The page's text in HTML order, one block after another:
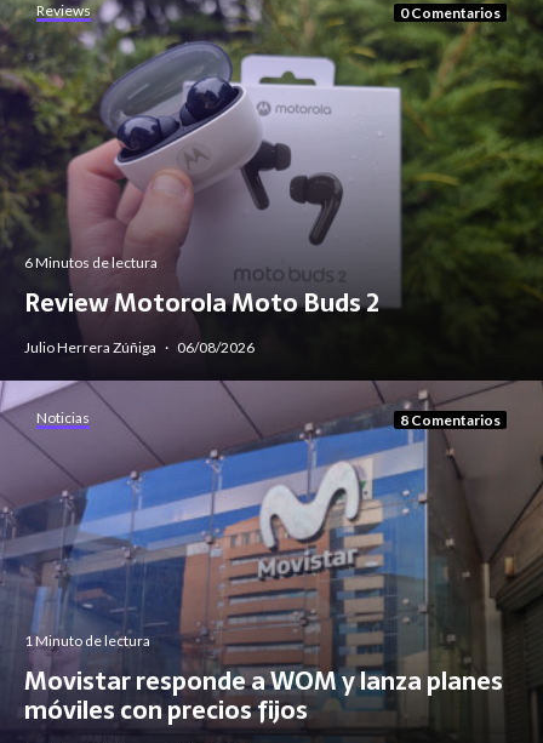
Reviews 0 Comentarios
6 Minutos de lectura
Review Motorola Moto Buds 2
Julio Herrera Zúñiga · 06/08/2026
Noticias 8 Comentarios
1 Minuto de lectura
Movistar responde a WOM y lanza planes
móviles con precios fijos